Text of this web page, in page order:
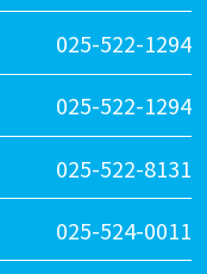
025-522-1294
025-522-1294
025-522-8131
025-524-0011